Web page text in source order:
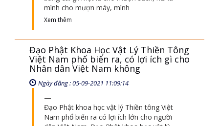
mình cho mượn máy, mình
Xem thêm
Đạo Phật Khoa Học Vật Lý Thiền Tông
Việt Nam phổ biến ra, có lợi ích gì cho
Nhân dân Việt Nam không
Ngày đăng : 05-09-2021 11:09:14
Đạo Phật khoa học vật lý Thiền tông Việt
Nam phổ biến ra có lợi ích lớn cho người